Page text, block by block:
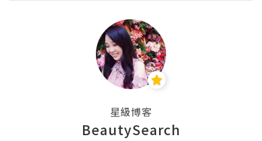
星級博客
BeautySearch